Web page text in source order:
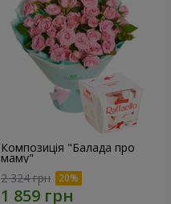
Композиція "Балада про
маму"
2 324 грн